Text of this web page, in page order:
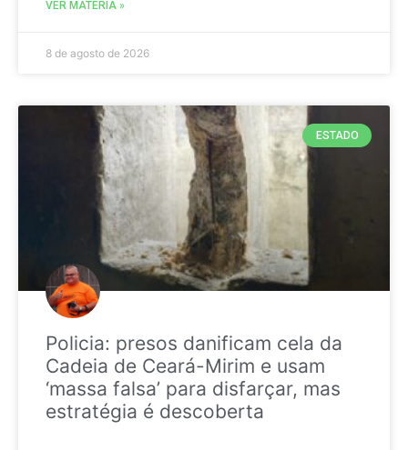
VER MATÉRIA »
8 de agosto de 2026
ESTADO
Policia: presos danificam cela da
Cadeia de Ceará-Mirim e usam
‘massa falsa’ para disfarçar, mas
estratégia é descoberta